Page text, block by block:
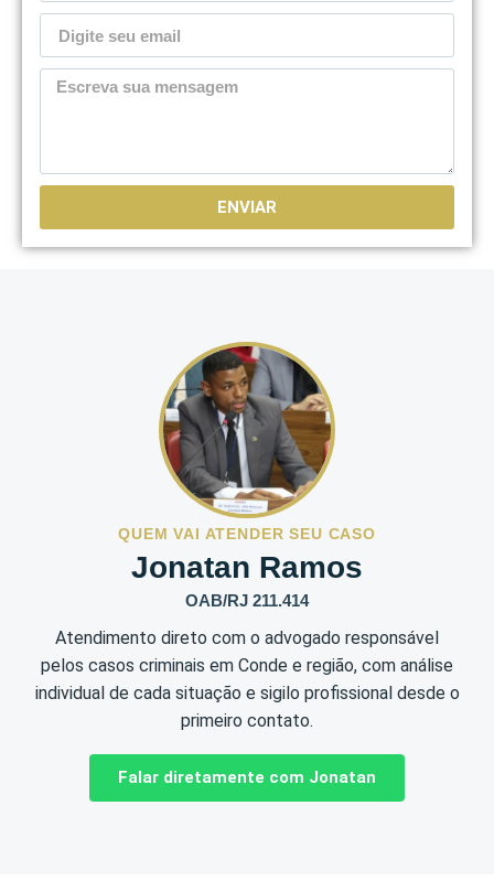
ENVIAR
QUEM VAI ATENDER SEU CASO
Jonatan Ramos
OAB/RJ 211.414
Atendimento direto com o advogado responsável
pelos casos criminais em Conde e região, com análise
individual de cada situação e sigilo profissional desde o
primeiro contato.
Falar diretamente com Jonatan